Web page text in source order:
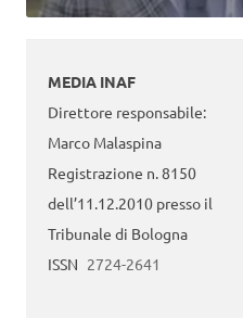
MEDIA INAF
Direttore responsabile:
Marco Malaspina
Registrazione n. 8150
dell’11.12.2010 presso il
Tribunale di Bologna
ISSN 2724-2641